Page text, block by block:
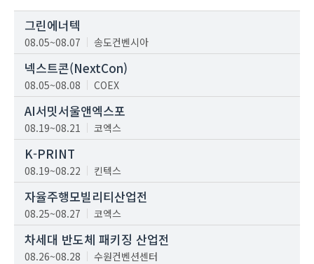
그린에너텍
08.05~08.07 송도컨벤시아
넥스트콘(NextCon)
08.05~08.08 COEX
AI서밋서울앤엑스포
08.19~08.21 코엑스
K-PRINT
08.19~08.22 킨텍스
자율주행모빌리티산업전
08.25~08.27 코엑스
차세대 반도체 패키징 산업전
08.26~08.28 수원컨벤션센터